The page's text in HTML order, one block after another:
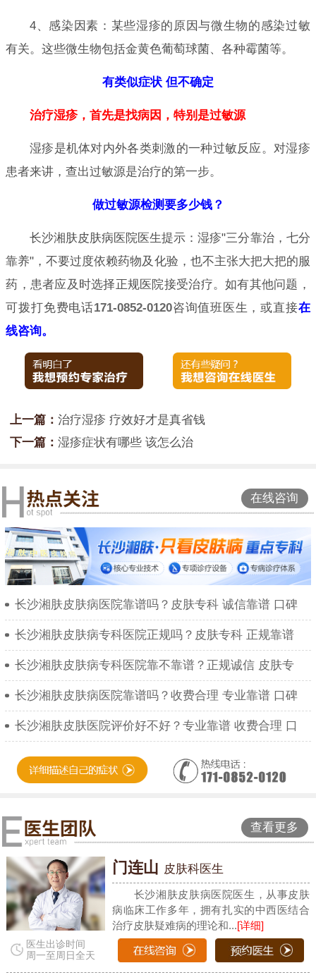
4、感染因素：某些湿疹的原因与微生物的感染过敏
有关。这些微生物包括金黄色葡萄球菌、各种霉菌等。
有类似症状 但不确定
治疗湿疹，首先是找病因，特别是过敏源
湿疹是机体对内外各类刺激的一种过敏反应。对湿疹
患者来讲，查出过敏源是治疗的第一步。
做过敏源检测要多少钱？
长沙湘肤皮肤病医院医生提示：湿疹"三分靠治，七分
靠养"，不要过度依赖药物及化验，也不主张大把大把的服
药，患者应及时选择正规医院接受治疗。如有其他问题，
可拨打免费电话171-0852-0120咨询值班医生，或直接在
线咨询。
上一篇： 治疗湿疹 疗效好才是真省钱
下一篇： 湿疹症状有哪些 该怎么治
在线咨询
长沙湘肤皮肤病医院靠谱吗？皮肤专科 诚信靠谱 口碑
长沙湘肤皮肤病专科医院正规吗？皮肤专科 正规靠谱
长沙湘肤皮肤病专科医院靠不靠谱？正规诚信 皮肤专
长沙湘肤皮肤病医院靠谱吗？收费合理 专业靠谱 口碑
长沙湘肤皮肤医院评价好不好？专业靠谱 收费合理 口
查看更多
医生出诊时间
周一至周日全天
门连山 皮肤科医生
长沙湘肤皮肤病医院医生，从事皮肤
病临床工作多年，拥有扎实的中西医结合
治疗皮肤疑难病的理论和...[详细]